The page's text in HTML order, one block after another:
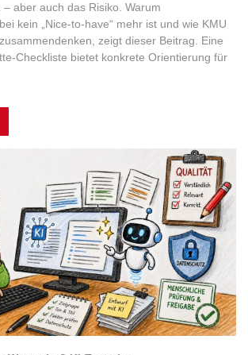
– aber auch das Risiko. Warum
kein „Nice-to-have“ mehr ist und wie KMU
zeigt dieser Beitrag. Eine
Checkliste bietet konkrete Orientierung für